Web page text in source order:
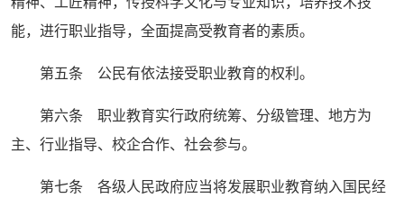
能，进行职业指导，全面提高受教育者的素质。
第五条 公民有依法接受职业教育的权利。
第六条 职业教育实行政府统筹、分级管理、地方为
主、行业指导、校企合作、社会参与。
第七条 各级人民政府应当将发展职业教育纳入国民经